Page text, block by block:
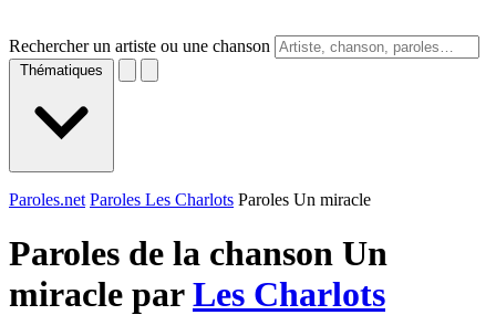
Rechercher un artiste ou une chanson
Thématiques
Paroles.net Paroles Les Charlots Paroles Un miracle
Paroles de la chanson Un
miracle parLes Charlots